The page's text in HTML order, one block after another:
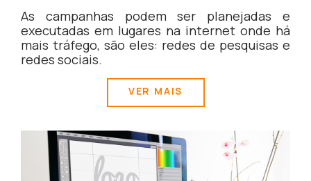
As campanhas podem ser planejadas e
executadas em lugares na internet onde há
mais tráfego, são eles: redes de pesquisas e
redes sociais.
VER MAIS